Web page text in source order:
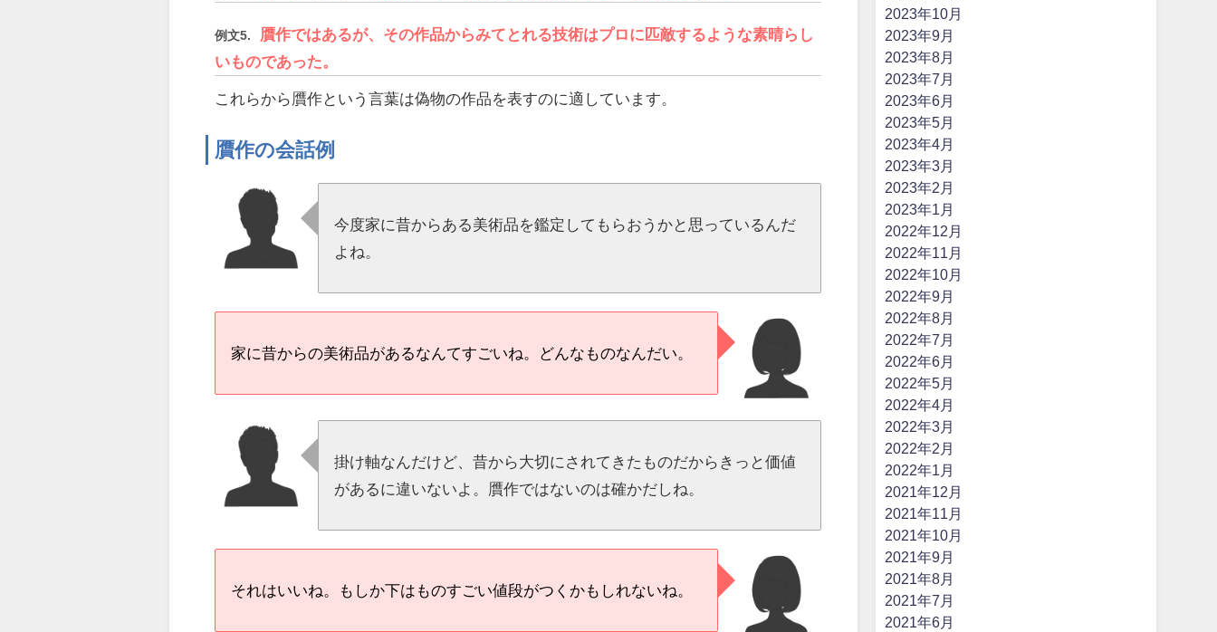
例文5.
贋作ではあるが、その作品からみてとれる技術はプロに匹敵するような素晴らし
いものであった。
これらから贋作という言葉は偽物の作品を表すのに適しています。
贋作の会話例
今度家に昔からある美術品を鑑定してもらおうかと思っているんだ
よね。
家に昔からの美術品があるなんてすごいね。どんなものなんだい。
掛け軸なんだけど、昔から大切にされてきたものだからきっと価値
があるに違いないよ。贋作ではないのは確かだしね。
それはいいね。もしか下はものすごい値段がつくかもしれないね。
2023年10月
2023年9月
2023年8月
2023年7月
2023年6月
2023年5月
2023年4月
2023年3月
2023年2月
2023年1月
2022年12月
2022年11月
2022年10月
2022年9月
2022年8月
2022年7月
2022年6月
2022年5月
2022年4月
2022年3月
2022年2月
2022年1月
2021年12月
2021年11月
2021年10月
2021年9月
2021年8月
2021年7月
2021年6月